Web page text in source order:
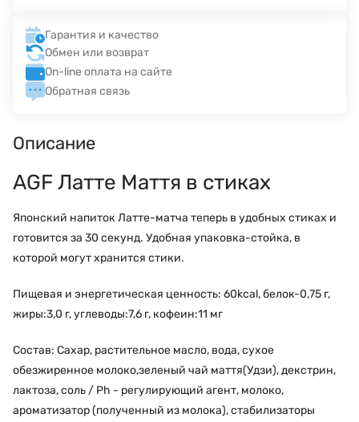
Гарантия и качество
Обмен или возврат
On-line оплата на сайте
Обратная связь
Описание
AGF Латте Маття в стиках
Японский напиток Латте-матча теперь в удобных стиках и
готовится за 30 секунд. Удобная упаковка-стойка, в
которой могут хранится стики.
Пищевая и энергетическая ценность: 60kcal, белок-0,75 г,
жиры:3,0 г, углеводы:7,6 г, кофеин:11 мг
Состав: Сахар, растительное масло, вода, сухое
обезжиренное молоко,зеленый чай маття(Удзи), декстрин,
лактоза, соль / Ph - регулирующий агент, молоко,
ароматизатор (полученный из молока), стабилизаторы